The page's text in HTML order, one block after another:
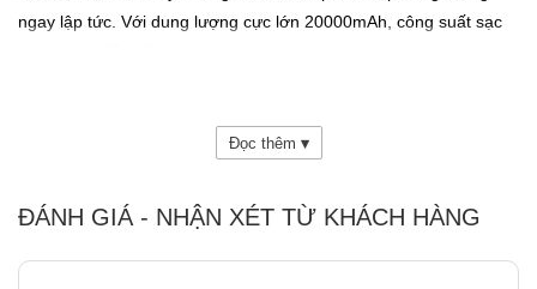
ngay lập tức. Với dung lượng cực lớn 20000mAh, công suất sạc
Đọc thêm ▾
ĐÁNH GIÁ - NHẬN XÉT TỪ KHÁCH HÀNG